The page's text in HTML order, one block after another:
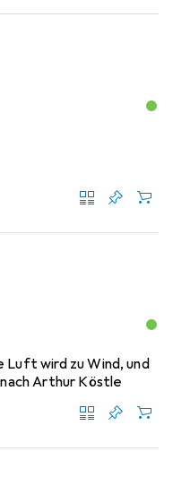
wird zu Wind, und
Arthur Köstle